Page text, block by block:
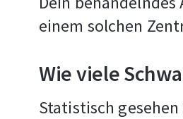
einem solchen
Wie viele
Statistisch